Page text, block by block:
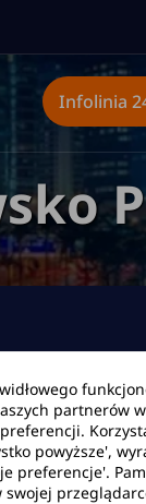
Infolinia
partnerów
powyższe',
preferencje'.
swojej